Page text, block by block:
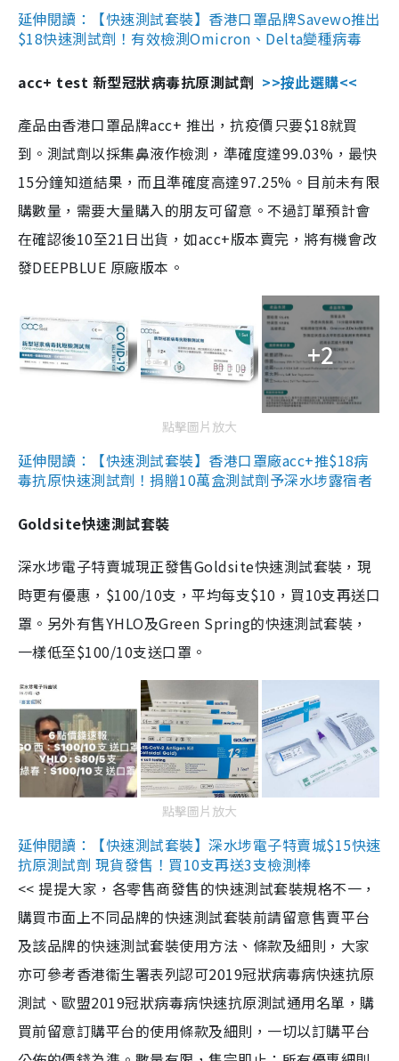
延伸閱讀：【快速測試套裝】香港口罩品牌Savewo推出
$18快速測試劑！有效檢測Omicron、Delta變種病毒
acc+ test 新型冠狀病毒抗原測試劑 >>按此選購<<
產品由香港口罩品牌acc+ 推出，抗疫價只要$18就買
到。測試劑以採集鼻液作檢測，準確度達99.03%，最快
15分鐘知道結果，而且準確度高達97.25%。目前未有限
購數量，需要大量購入的朋友可留意。不過訂單預計會
在確認後10至21日出貨，如acc+版本賣完，將有機會改
發DEEPBLUE 原廠版本。
+2
點擊圖片放大
延伸閱讀：【快速測試套裝】香港口罩廠acc+推$18病
毒抗原快速測試劑！捐贈10萬盒測試劑予深水埗露宿者
Goldsite快速測試套裝
深水埗電子特賣城現正發售Goldsite快速測試套裝，現
時更有優惠，$100/10支，平均每支$10，買10支再送口
罩。另外有售YHLO及Green Spring的快速測試套裝，
一樣低至$100/10支送口罩。
點擊圖片放大
延伸閱讀：【快速測試套裝】深水埗電子特賣城$15快速
抗原測試劑 現貨發售！買10支再送3支檢測棒
<< 提提大家，各零售商發售的快速測試套裝規格不一，
購買市面上不同品牌的快速測試套裝前請留意售賣平台
及該品牌的快速測試套裝使用方法、條款及細則，大家
亦可參考香港衞生署表列認可2019冠狀病毒病快速抗原
測試、歐盟2019冠狀病毒病快速抗原測試通用名單，購
買前留意訂購平台的使用條款及細則，一切以訂購平台